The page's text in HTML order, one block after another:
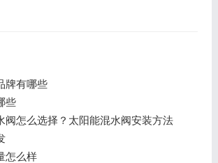
牌有哪些
些
阀怎么选择？太阳能混水阀安装方法
怎么样